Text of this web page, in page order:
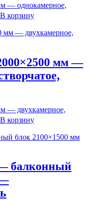
— однокамерное,
В корзину
мм —
— двухкамерное,
В корзину
балконный
—